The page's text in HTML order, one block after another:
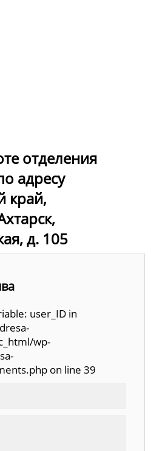
отделения
адресу
край,
д. 105
user_ID in
wp-
on line 39